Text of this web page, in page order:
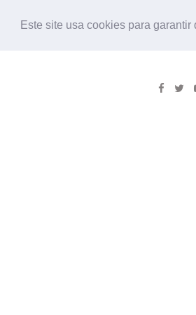
Este site usa cookies para